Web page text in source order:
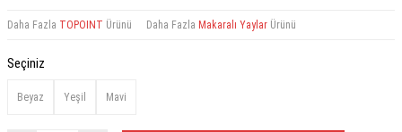
Daha Fazla TOPOINT Ürünü Daha Fazla Makaralı Yaylar Ürünü
Seçiniz
Beyaz Yeşil Mavi